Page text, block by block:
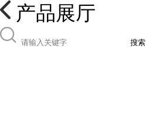
产品展厅
搜索